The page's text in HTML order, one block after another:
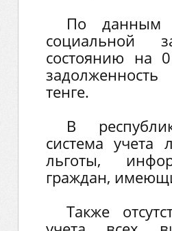
По данным
социальной
состоянию на
тенге.
В
система
льготы,
граждан,
Также